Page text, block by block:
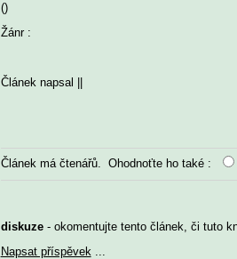
()
Žánr :
Článek napsal
Článek má čtenářů. Ohodnoťte ho také :
diskuze- okomentujte tento článek, či tuto
Napsat příspěvek